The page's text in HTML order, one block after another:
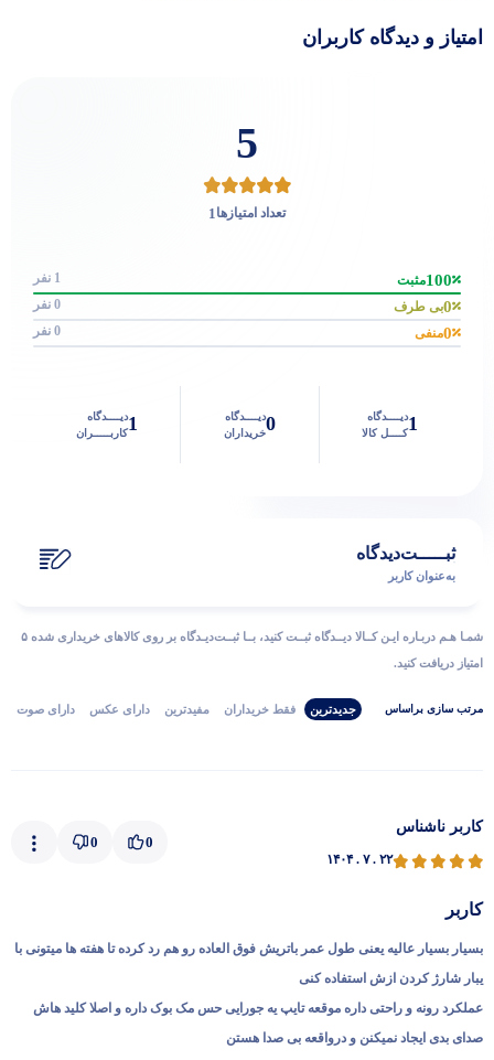
امتیاز و دیدگاه کاربران
5
تعداد امتیازها 1
100مثبت 1 نفر
0بی طرف 0 نفر
0منفی 0 نفر
1دیــــدگاه
کــــل کالا
0دیــــدگاه
خریداران
1دیــــدگاه
کاربـــــران
ثبـــــت‌دیدگاه
به‌عنوان کاربر
شمـا هـم دربـاره ایـن کــالا دیــدگاه ثبــت کنید، بــا ثبــت‌دیـدگاه بر روی کالاهای خریداری شده ۵
امتیاز دریافت کنید.
مرتب‌ سازی‌ بر‌اساس جدیدترین فقط‌ خریداران‌ مفیدترین دارای‌ عکس دارای‌ صوت
کاربر ناشناس
۱۴۰۴ . ۷ . ۲۲
0
0
کاربر
بسیار بسیار عالیه یعنی طول عمر باتریش فوق العاده رو هم رد کرده تا هفته ها میتونی با
یبار شارژ کردن ازش استفاده کنی
عملکرد رونه و راحتی داره موقعه تایپ یه جورایی حس مک بوک داره و اصلا کلید هاش
صدای بدی ایجاد نمیکنن و درواقعه بی صدا هستن